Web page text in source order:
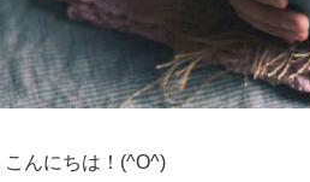
こんにちは！(^O^)